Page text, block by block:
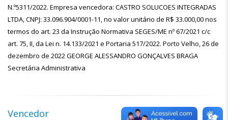
N.º5311/2022. Empresa vencedora: CASTRO SOLUCOES INTEGRADAS
LTDA, CNPJ: 33.096.904/0001-11, no valor unitário de R$ 33.000,00 nos
termos do art. 23 da Instrução Normativa SEGES/ME nº 67/2021 c/c
art. 75, II, da Lei n. 14.133/2021 e Portaria 517/2022. Porto Velho, 26 de
dezembro de 2022 GEORGE ALESSANDRO GONÇALVES BRAGA
Secretária Administrativa
Vencedor